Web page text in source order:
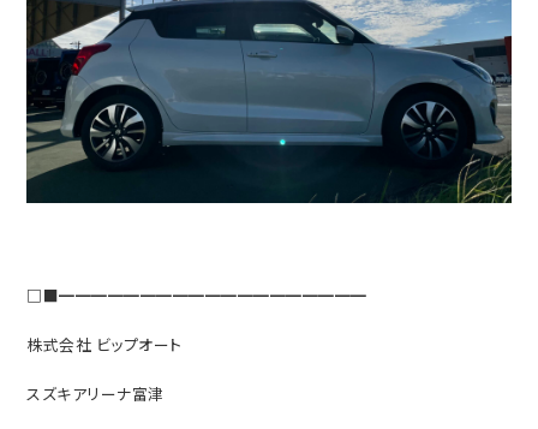
□■━━━━━━━━━━━━━━━━━━━
株式会社 ビップオート
スズキアリーナ富津